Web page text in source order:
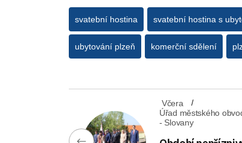
svatební hostina svatební hostina s
ubytování plzeň komerční sdělení
Včera
Úřad městského
- Slovany